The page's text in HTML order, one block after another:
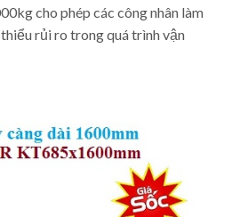
cho phép các công nhân làm
rủi ro trong quá trình vận